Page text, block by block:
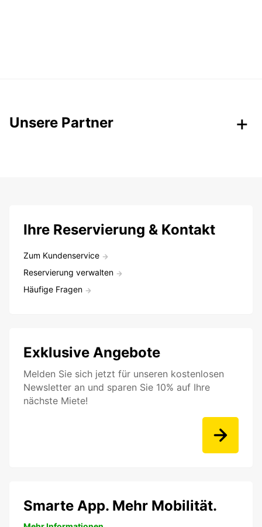
Unsere Partner
Ihre Reservierung & Kontakt
Zum Kundenservice
Reservierung verwalten
Häufige Fragen
Exklusive Angebote
Melden Sie sich jetzt für unseren kostenlosen
Newsletter an und sparen Sie 10% auf Ihre
nächste Miete!
Smarte App. Mehr Mobilität.